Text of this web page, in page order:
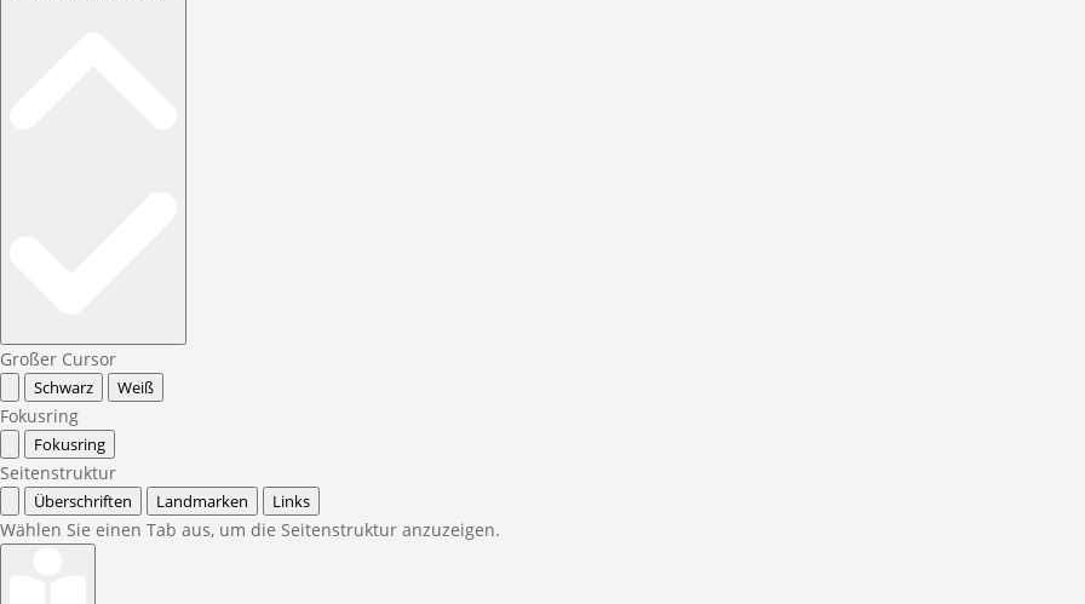
Großer Cursor
Schwarz Weiß
Fokusring
Fokusring
Seitenstruktur
Überschriften Landmarken Links
Wählen Sie einen Tab aus, um die Seitenstruktur anzuzeigen.